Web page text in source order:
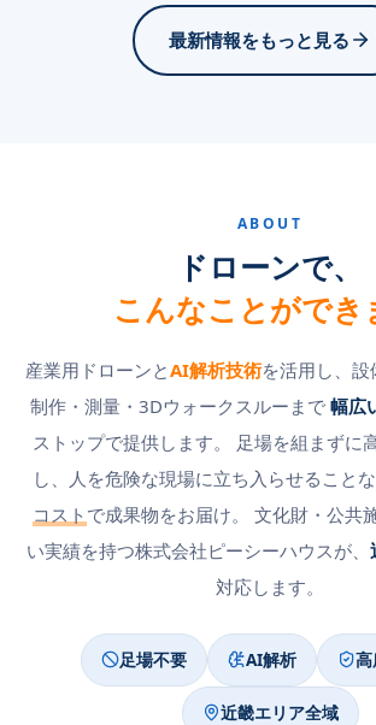
最新情報をもっと見る
ABOUT
ドローンで、
こんなことができ
産業用ドローンとAI解析技術を活用し、
制作・測量・3Dウォークスルーまで 幅広
ストップで提供します。 足場を組まずに
し、人を危険な現場に立ち入らせることな
コスト で成果物をお届け。 文化財・公共
い実績を持つ株式会社ピーシーハウスが、
対応します。
足場不要 AI解析 高
近畿エリア全域